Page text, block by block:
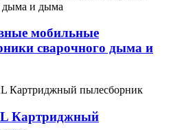
мобильные
сварочного дыма и
Картриджный